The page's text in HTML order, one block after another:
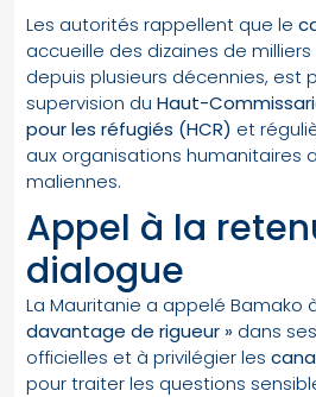
Les autorités rappellent que le
accueille des dizaines de
depuis plusieurs décennies, est
supervision du Haut-
pour les réfugiés (HCR) et
aux organisations humanitaires
maliennes.
Appel à la
dialogue
La Mauritanie a appelé Bamako
davantage de rigueur » dans
officielles et à privilégier les
pour traiter les questions